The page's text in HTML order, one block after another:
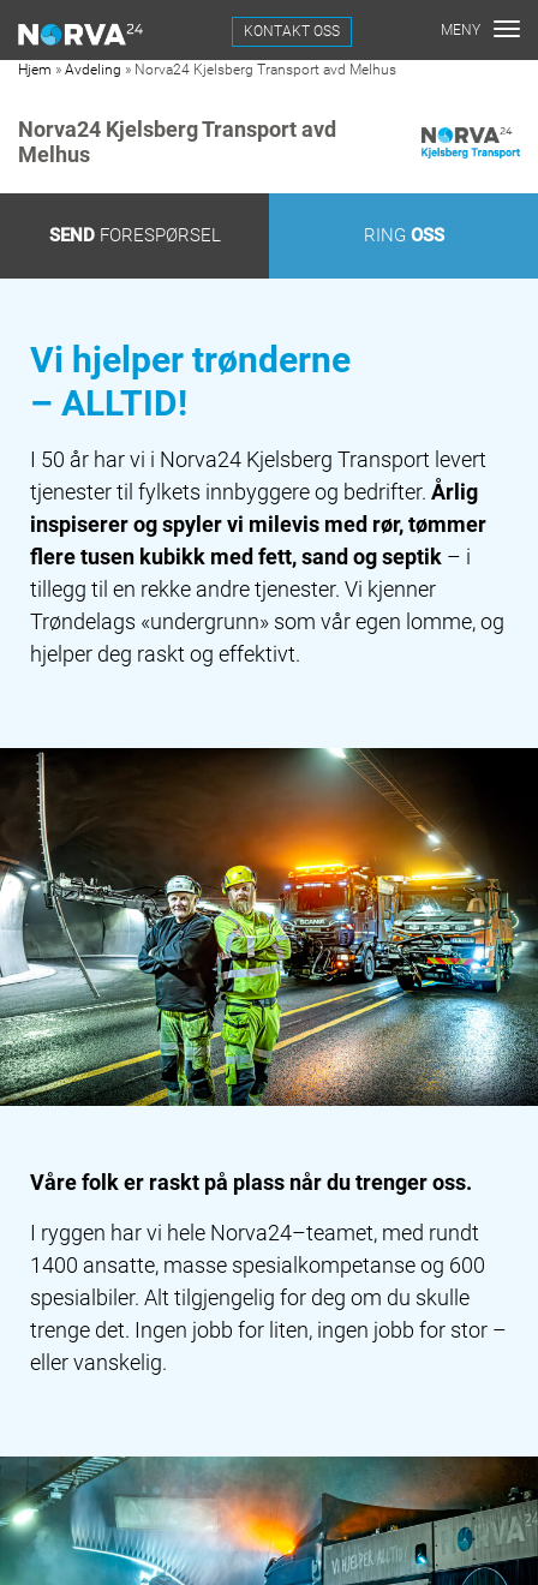
KONTAKT OSS
Hjem » Avdeling » Norva24 Kjelsberg Transport avd Melhus
Norva24 Kjelsberg Transport avd
Melhus
SENDFORESPØRSEL RING OSS
Vi hjelper trønderne
– ALLTID!
I 50 år har vi i Norva24 Kjelsberg Transport levert
tjenester til fylkets innbyggere og bedrifter. Årlig
inspiserer og spyler vi milevis med rør, tømmer
flere tusen kubikk med fett, sand og septik – i
tillegg til en rekke andre tjenester. Vi kjenner
Trøndelags «undergrunn» som vår egen lomme, og
hjelper deg raskt og effektivt.
Våre folk er raskt på plass når du trenger oss.
I ryggen har vi hele Norva24–teamet, med rundt
1400 ansatte, masse spesialkompetanse og 600
spesialbiler. Alt tilgjengelig for deg om du skulle
trenge det. Ingen jobb for liten, ingen jobb for stor –
eller vanskelig.